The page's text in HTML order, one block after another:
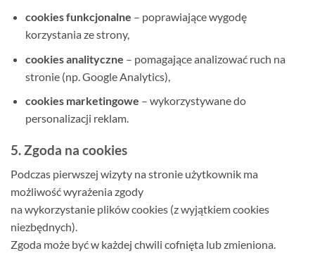
cookies funkcjonalne – poprawiające wygodę
korzystania ze strony,
cookies analityczne – pomagające analizować ruch na
stronie (np. Google Analytics),
cookies marketingowe – wykorzystywane do
personalizacji reklam.
5. Zgoda na cookies
Podczas pierwszej wizyty na stronie użytkownik ma
możliwość wyrażenia zgody
na wykorzystanie plików cookies (z wyjątkiem cookies
niezbędnych).
Zgoda może być w każdej chwili cofnięta lub zmieniona.